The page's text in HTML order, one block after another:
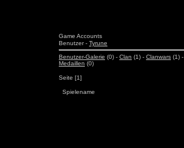
Game Accounts
Benutzer - Tyrune
Benutzer-Galerie (0) - Clan (1) - Clanwars (1) -
Medaillen (0)
Seite [1]
Spielename